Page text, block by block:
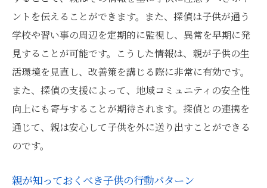
ントを伝えることができます。また、探偵は子供が通う
学校や習い事の周辺を定期的に監視し、異常を早期に発
見することが可能です。こうした情報は、親が子供の生
活環境を見直し、改善策を講じる際に非常に有効です。
また、探偵の支援によって、地域コミュニティの安全性
向上にも寄与することが期待されます。探偵との連携を
通じて、親は安心して子供を外に送り出すことができる
のです。
親が知っておくべき子供の行動パターン